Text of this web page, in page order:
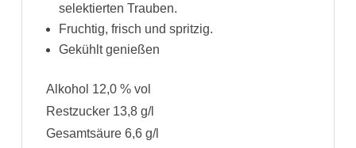
selektierten Trauben.
Fruchtig, frisch und spritzig.
Gekühlt genießen
Alkohol 12,0 % vol
Restzucker 13,8 g/l
Gesamtsäure 6,6 g/l